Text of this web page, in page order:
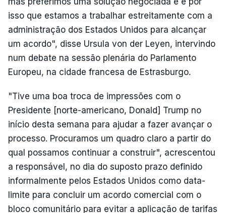
isso que estamos a trabalhar estreitamente com a
administração dos Estados Unidos para alcançar
um acordo", disse Ursula von der Leyen, intervindo
num debate na sessão plenária do Parlamento
Europeu, na cidade francesa de Estrasburgo.
"Tive uma boa troca de impressões com o
Presidente [norte-americano, Donald] Trump no
início desta semana para ajudar a fazer avançar o
processo. Procuramos um quadro claro a partir do
qual possamos continuar a construir", acrescentou
a responsável, no dia do suposto prazo definido
informalmente pelos Estados Unidos como data-
limite para concluir um acordo comercial com o
bloco comunitário para evitar a aplicação de tarifas